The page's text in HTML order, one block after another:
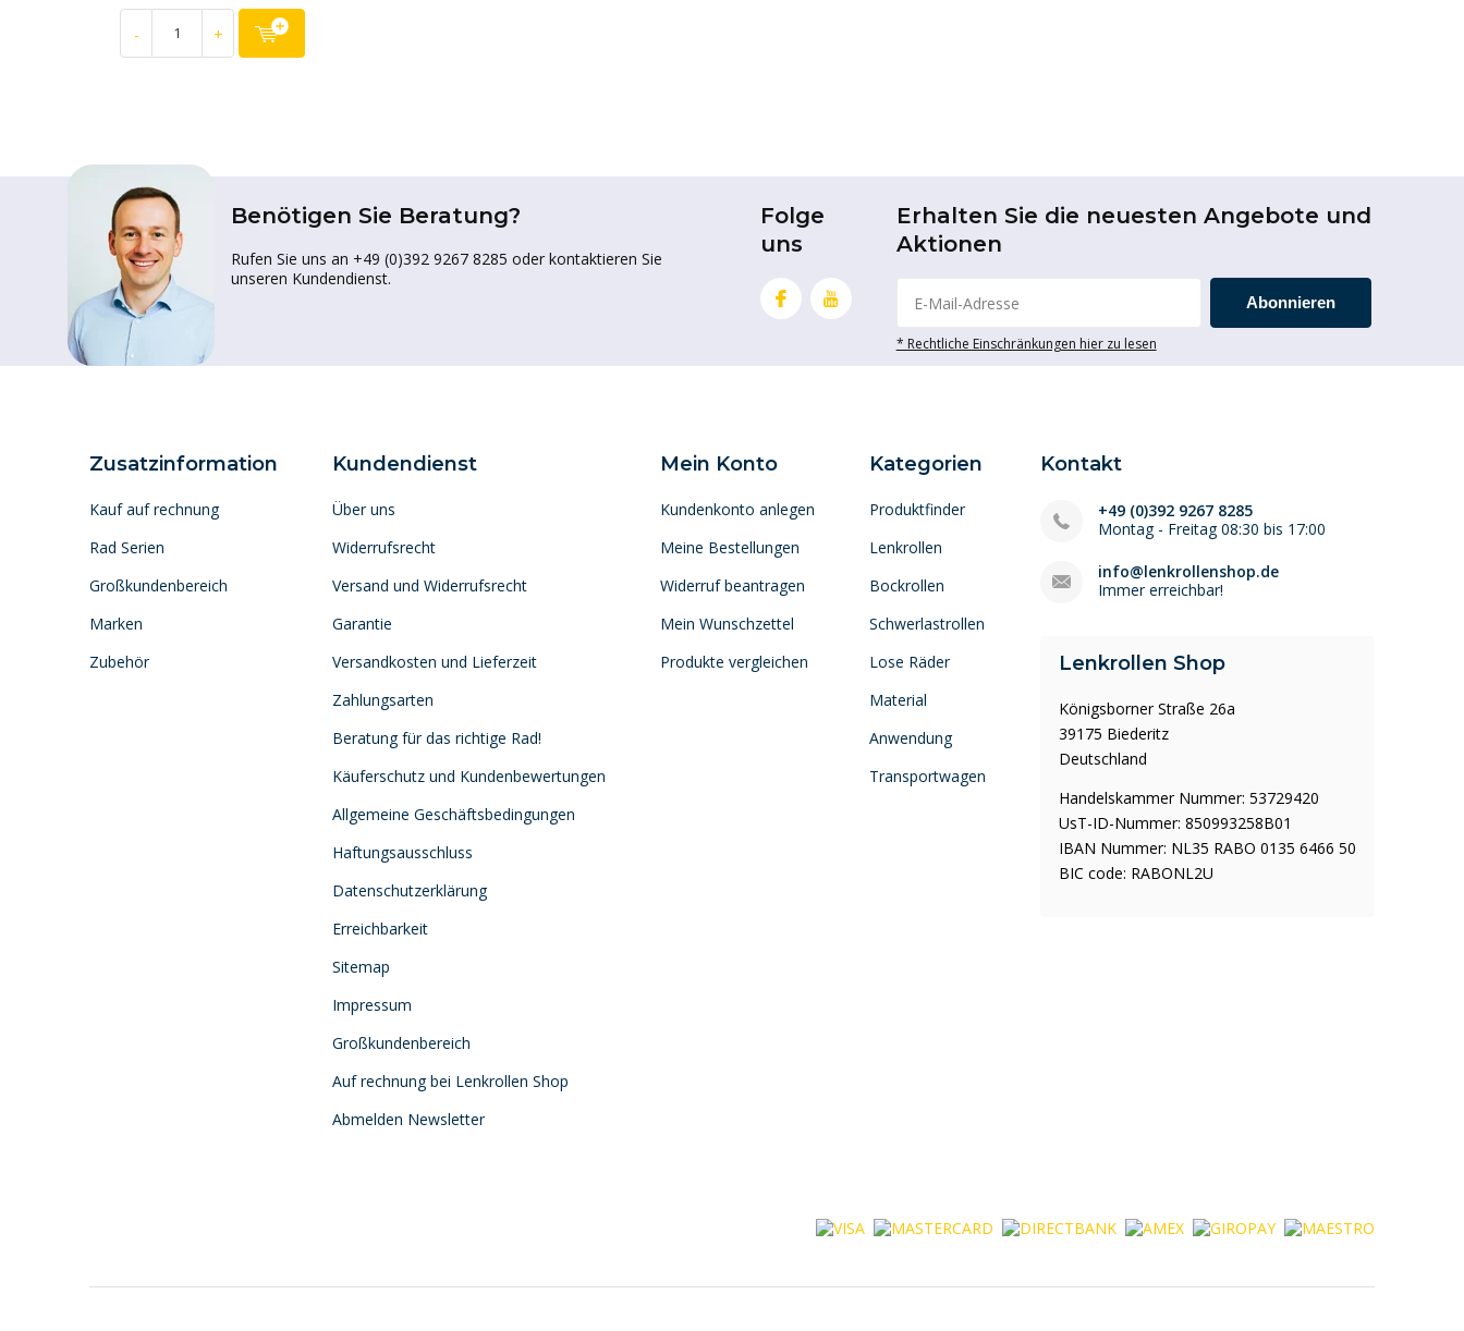
- +
Benötigen Sie Beratung?
Rufen Sie uns an +49 (0)392 9267 8285 oder kontaktieren Sie
unseren Kundendienst.
Folge
uns
Erhalten Sie die neuesten Angebote und
Aktionen
Abonnieren
* Rechtliche Einschränkungen hier zu lesen
Zusatzinformation
Kauf auf rechnung
Rad Serien
Großkundenbereich
Marken
Zubehör
Kundendienst
Über uns
Widerrufsrecht
Versand und Widerrufsrecht
Garantie
Versandkosten und Lieferzeit
Zahlungsarten
Beratung für das richtige Rad!
Käuferschutz und Kundenbewertungen
Allgemeine Geschäftsbedingungen
Haftungsausschluss
Datenschutzerklärung
Erreichbarkeit
Sitemap
Impressum
Großkundenbereich
Auf rechnung bei Lenkrollen Shop
Abmelden Newsletter
Mein Konto
Kundenkonto anlegen
Meine Bestellungen
Widerruf beantragen
Mein Wunschzettel
Produkte vergleichen
Kategorien
Produktfinder
Lenkrollen
Bockrollen
Schwerlastrollen
Lose Räder
Material
Anwendung
Transportwagen
Kontakt
+49 (0)392 9267 8285
Montag - Freitag 08:30 bis 17:00
info@lenkrollenshop.de
Immer erreichbar!
Lenkrollen Shop
Königsborner Straße 26a
39175 Biederitz
Deutschland
Handelskammer Nummer: 53729420
UsT-ID-Nummer: 850993258B01
IBAN Nummer: NL35 RABO 0135 6466 50
BIC code: RABONL2U